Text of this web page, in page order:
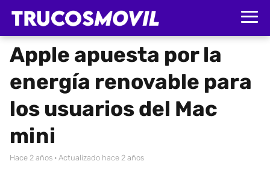
Apple apuesta por la
energía renovable para
los usuarios del Mac
mini
hace 2 años · Actualizado hace 2 años